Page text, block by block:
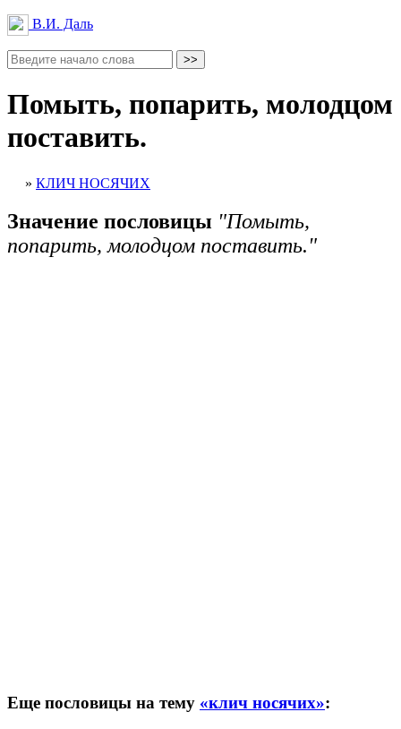
В.И. Даль
Помыть, попарить, молодцом
поставить.
» КЛИЧ НОСЯЧИХ
Значение пословицы "Помыть,
попарить, молодцом поставить."
Еще пословицы на тему «клич носячих»: